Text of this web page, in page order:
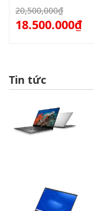
20,500,000₫
18.500.000₫
Tin tức